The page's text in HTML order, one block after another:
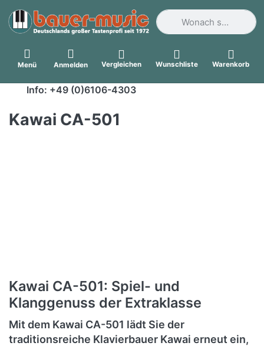
Geben Sie einen
Menü Anmelden Vergleichen Wunschliste Warenkorb
Info: +49 (0)6106-4303
Kawai CA-501
Kawai CA-501: Spiel- und
Klanggenuss der Extraklasse
Mit dem Kawai CA-501 lädt Sie der
traditionsreiche Klavierbauer Kawai erneut ein,